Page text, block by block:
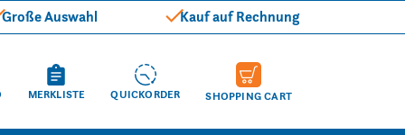
Große Auswahl Kauf auf Rechnung
MERKLISTE QUICKORDER SHOPPING CART